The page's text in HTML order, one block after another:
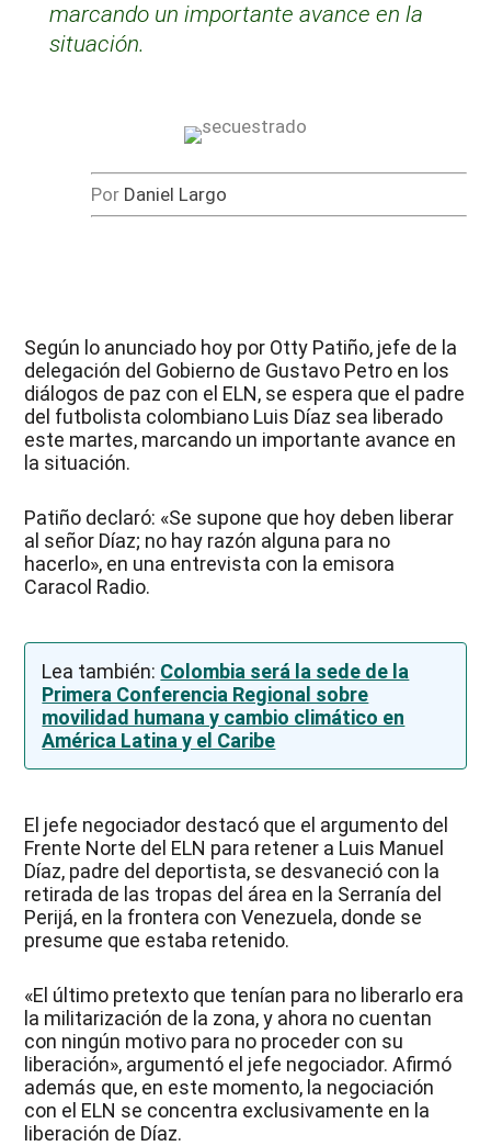
marcando un importante avance en la
situación.
Por Daniel Largo
Según lo anunciado hoy por Otty Patiño, jefe de la
delegación del Gobierno de Gustavo Petro en los
diálogos de paz con el ELN, se espera que el padre
del futbolista colombiano Luis Díaz sea liberado
este martes, marcando un importante avance en
la situación.
Patiño declaró: «Se supone que hoy deben liberar
al señor Díaz; no hay razón alguna para no
hacerlo», en una entrevista con la emisora
Caracol Radio.
Lea también: Colombia será la sede de la
Primera Conferencia Regional sobre
movilidad humana y cambio climático en
América Latina y el Caribe
El jefe negociador destacó que el argumento del
Frente Norte del ELN para retener a Luis Manuel
Díaz, padre del deportista, se desvaneció con la
retirada de las tropas del área en la Serranía del
Perijá, en la frontera con Venezuela, donde se
presume que estaba retenido.
«El último pretexto que tenían para no liberarlo era
la militarización de la zona, y ahora no cuentan
con ningún motivo para no proceder con su
liberación», argumentó el jefe negociador. Afirmó
además que, en este momento, la negociación
con el ELN se concentra exclusivamente en la
liberación de Díaz.